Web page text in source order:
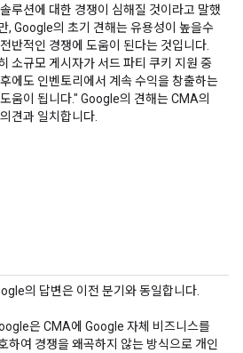
루션에 대한 경쟁이 심해질 것이라고 말했
, Google의 초기 견해는 유용성이 높을수
반적인 경쟁에 도움이 된다는 것입니다.
소규모 게시자가 서드 파티 쿠키 지원 중
에도 인벤토리에서 계속 수익을 창출하는
움이 됩니다." Google의 견해는 CMA의
견과 일치합니다.
의 답변은 이전 분기와 동일합니다.
은 CMA에 Google 자체 비즈니스를
하여 경쟁을 왜곡하지 않는 방식으로 개인